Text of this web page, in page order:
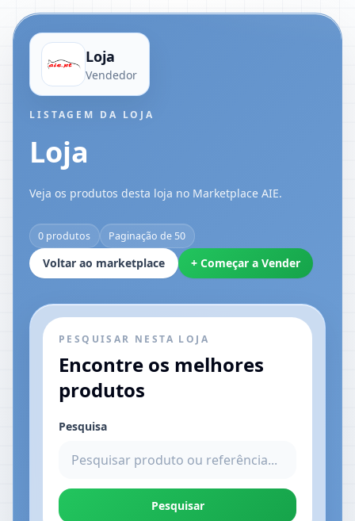
Loja
Vendedor
LISTAGEM DA LOJA
Loja
Veja os produtos desta loja no Marketplace AIE.
0 produtos Paginação de 50
Voltar ao marketplace + Começar a Vender
PESQUISAR NESTA LOJA
Encontre os melhores
produtos
Pesquisa
Pesquisar